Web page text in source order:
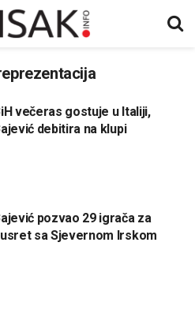
večeras gostuje u Italiji,
debitira na klupi
pozvao 29 igrača za
sa Sjevernom Irskom